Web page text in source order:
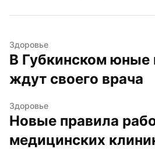
Здоровье
В Губкинском юные
ждут своего врача
Здоровье
Новые правила
медицинских